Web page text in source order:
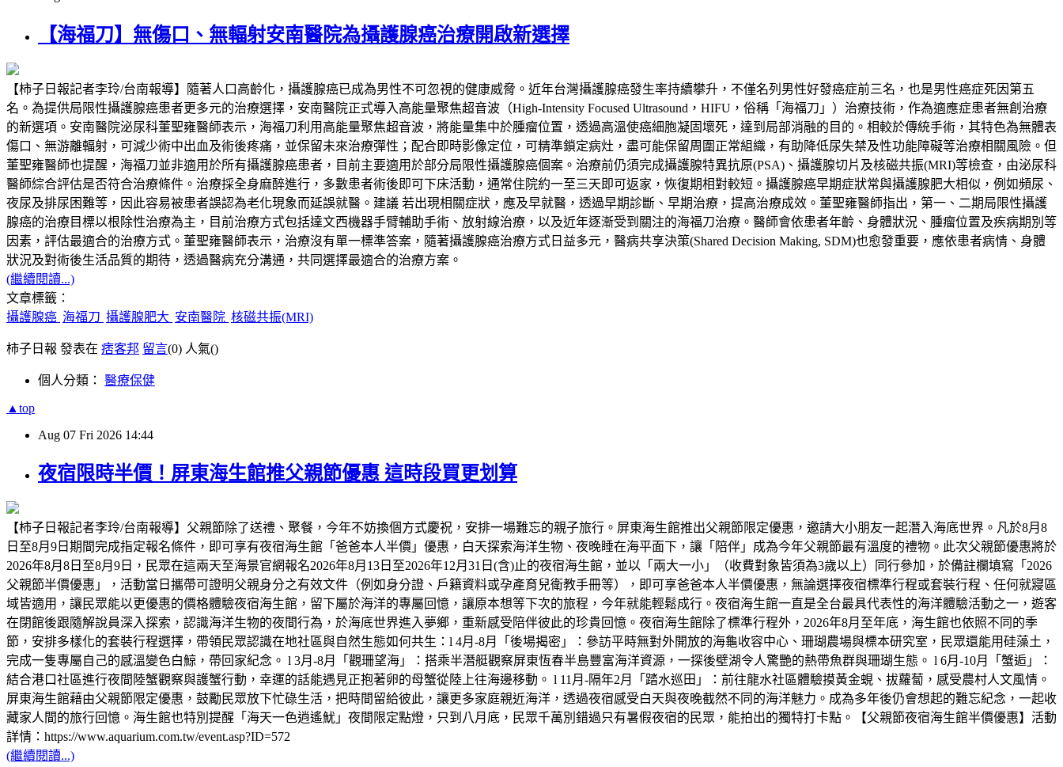
【海福刀】無傷口、無輻射安南醫院為攝護腺癌治療開啟新選擇
【柿子日報記者李玲/台南報導】隨著人口高齡化，攝護腺癌已成為男性不可忽視的健康威脅。近年台灣攝護腺癌發生率持續攀升，不僅名列男性好發癌症前三名，也是男性癌症死因第五
名。為提供局限性攝護腺癌患者更多元的治療選擇，安南醫院正式導入高能量聚焦超音波（High-Intensity Focused Ultrasound，HIFU，俗稱「海福刀」）治療技術，作為適應症患者無創治療
的新選項。安南醫院泌尿科董聖雍醫師表示，海福刀利用高能量聚焦超音波，將能量集中於腫瘤位置，透過高溫使癌細胞凝固壞死，達到局部消融的目的。相較於傳統手術，其特色為無體表
傷口、無游離輻射，可減少術中出血及術後疼痛，並保留未來治療彈性；配合即時影像定位，可精準鎖定病灶，盡可能保留周圍正常組織，有助降低尿失禁及性功能障礙等治療相關風險。但
董聖雍醫師也提醒，海福刀並非適用於所有攝護腺癌患者，目前主要適用於部分局限性攝護腺癌個案。治療前仍須完成攝護腺特異抗原(PSA)、攝護腺切片及核磁共振(MRI)等檢查，由泌尿科
醫師綜合評估是否符合治療條件。治療採全身麻醉進行，多數患者術後即可下床活動，通常住院約一至三天即可返家，恢復期相對較短。攝護腺癌早期症狀常與攝護腺肥大相似，例如頻尿、
夜尿及排尿困難等，因此容易被患者誤認為老化現象而延誤就醫。建議 若出現相關症狀，應及早就醫，透過早期診斷、早期治療，提高治療成效。董聖雍醫師指出，第一、二期局限性攝護
腺癌的治療目標以根除性治療為主，目前治療方式包括達文西機器手臂輔助手術、放射線治療，以及近年逐漸受到關注的海福刀治療。醫師會依患者年齡、身體狀況、腫瘤位置及疾病期別等
因素，評估最適合的治療方式。董聖雍醫師表示，治療沒有單一標準答案，隨著攝護腺癌治療方式日益多元，醫病共享決策(Shared Decision Making, SDM)也愈發重要，應依患者病情、身體
狀況及對術後生活品質的期待，透過醫病充分溝通，共同選擇最適合的治療方案。
(繼續閱讀...)
文章標籤：
攝護腺癌 海福刀 攝護腺肥大 安南醫院 核磁共振(MRI)
柿子日報 發表在 痞客邦 留言(0) 人氣()
個人分類： 醫療保健
▲top
Aug 07 Fri 2026 14:44
夜宿限時半價！屏東海生館推父親節優惠 這時段買更划算
【柿子日報記者李玲/台南報導】父親節除了送禮、聚餐，今年不妨換個方式慶祝，安排一場難忘的親子旅行。屏東海生館推出父親節限定優惠，邀請大小朋友一起潛入海底世界。凡於8月8
日至8月9日期間完成指定報名條件，即可享有夜宿海生館「爸爸本人半價」優惠，白天探索海洋生物、夜晚睡在海平面下，讓「陪伴」成為今年父親節最有溫度的禮物。此次父親節優惠將於
2026年8月8日至8月9日，民眾在這兩天至海景官網報名2026年8月13日至2026年12月31日(含)止的夜宿海生館，並以「兩大一小」（收費對象皆須為3歲以上）同行參加，於備註欄填寫「2026
父親節半價優惠」，活動當日攜帶可證明父親身分之有效文件（例如身分證、戶籍資料或孕產育兒衛教手冊等），即可享爸爸本人半價優惠，無論選擇夜宿標準行程或套裝行程、任何就寢區
域皆適用，讓民眾能以更優惠的價格體驗夜宿海生館，留下屬於海洋的專屬回憶，讓原本想等下次的旅程，今年就能輕鬆成行。夜宿海生館一直是全台最具代表性的海洋體驗活動之一，遊客
在閉館後跟隨解說員深入探索，認識海洋生物的夜間行為，於海底世界進入夢鄉，重新感受陪伴彼此的珍貴回憶。夜宿海生館除了標準行程外，2026年8月至年底，海生館也依照不同的季
節，安排多樣化的套裝行程選擇，帶領民眾認識在地社區與自然生態如何共生：l 4月-8月「後場揭密」：參訪平時無對外開放的海龜收容中心、珊瑚農場與標本研究室，民眾還能用硅藻土，
完成一隻專屬自己的感溫變色白鯨，帶回家紀念。 l 3月-8月「觀珊望海」：搭乘半潛艇觀察屏東恆春半島豐富海洋資源，一探後壁湖令人驚艷的熱帶魚群與珊瑚生態。 l 6月-10月「蟹逅」：
結合港口社區進行夜間陸蟹觀察與護蟹行動，幸運的話能遇見正抱著卵的母蟹從陸上往海邊移動。 l 11月-隔年2月「踏水巡田」：前往龍水社區體驗摸黃金蜆、拔蘿蔔，感受農村人文風情。
屏東海生館藉由父親節限定優惠，鼓勵民眾放下忙碌生活，把時間留給彼此，讓更多家庭親近海洋，透過夜宿感受白天與夜晚截然不同的海洋魅力。成為多年後仍會想起的難忘紀念，一起收
藏家人間的旅行回憶。海生館也特別提醒「海天一色逍遙魷」夜間限定點燈，只到八月底，民眾千萬別錯過只有暑假夜宿的民眾，能拍出的獨特打卡點。【父親節夜宿海生館半價優惠】活動
詳情：https://www.aquarium.com.tw/event.asp?ID=572
(繼續閱讀...)